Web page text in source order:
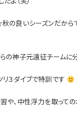
良いシーズンだからで
の神子元遠征チームに
３ダイブで特訓です
や、中性浮力を取って